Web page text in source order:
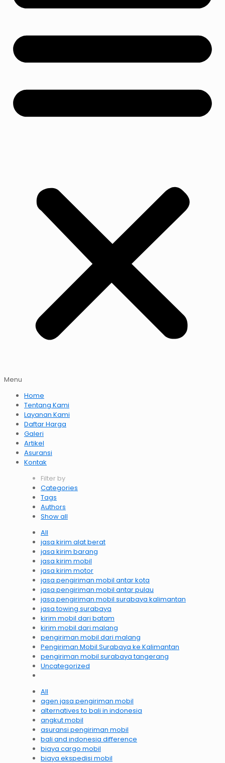
Menu
Home
Tentang Kami
Layanan Kami
Daftar Harga
Galeri
Artikel
Asuransi
Kontak
Filter by
Categories
Tags
Authors
Show all
All
jasa kirim alat berat
jasa kirim barang
jasa kirim mobil
jasa kirim motor
jasa pengiriman mobil antar kota
jasa pengiriman mobil antar pulau
jasa pengiriman mobil surabaya kalimantan
jasa towing surabaya
kirim mobil dari batam
kirim mobil dari malang
pengiriman mobil dari malang
Pengiriman Mobil Surabaya ke Kalimantan
pengiriman mobil surabaya tangerang
Uncategorized
All
agen jasa pengiriman mobil
alternatives to bali in indonesia
angkut mobil
asuransi pengiriman mobil
bali and indonesia difference
biaya cargo mobil
biaya ekspedisi mobil